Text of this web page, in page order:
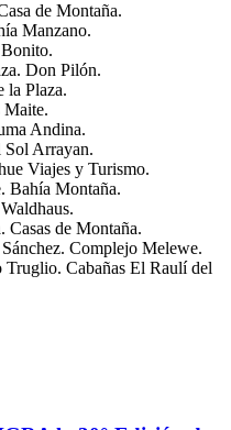
de Montaña.
Manzano.
Don Pilón.
la Plaza.
Maite.
Andina.
Sol Arrayan.
Viajes y Turismo.
Bahía Montaña.
de Montaña.
Complejo Melewe.
Cabañas El Raulí del